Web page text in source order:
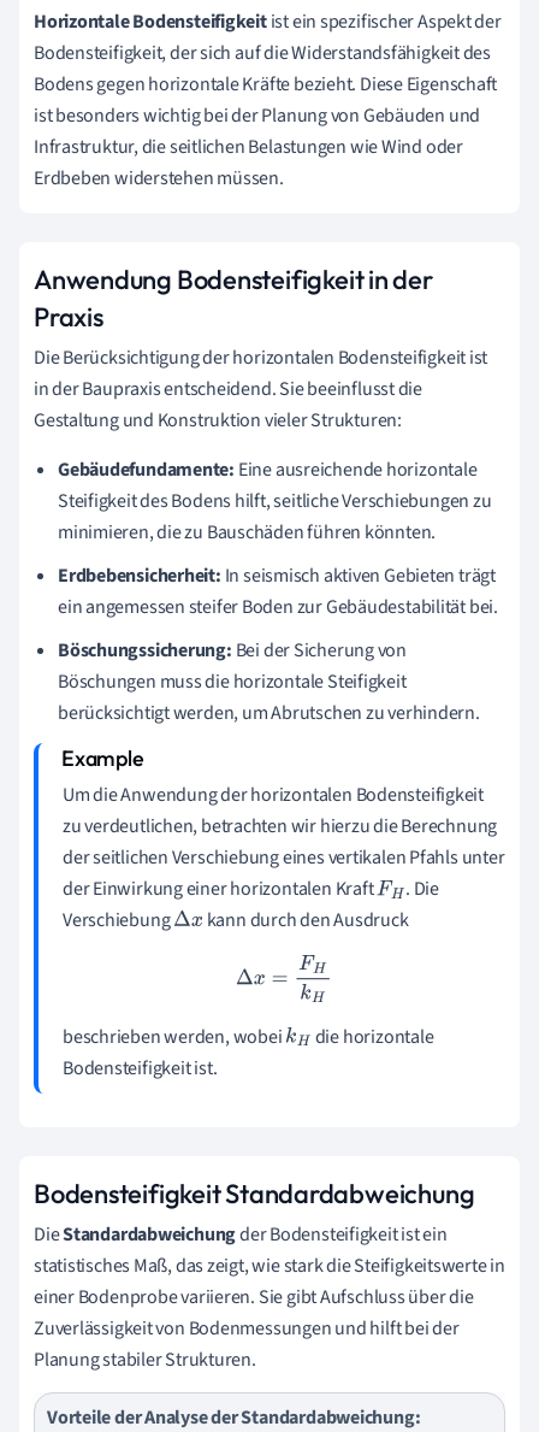
Horizontale Bodensteifigkeitist ein spezifischer Aspekt der
Bodensteifigkeit, der sich auf die Widerstandsfähigkeit des
Bodens gegen horizontale Kräfte bezieht. Diese Eigenschaft
ist besonders wichtig bei der Planung von Gebäuden und
Infrastruktur, die seitlichen Belastungen wie Wind oder
Erdbeben widerstehen müssen.
Anwendung Bodensteifigkeit in der
Praxis
Die Berücksichtigung der horizontalen Bodensteifigkeit ist
in der Baupraxis entscheidend. Sie beeinflusst die
Gestaltung und Konstruktion vieler Strukturen:
Gebäudefundamente: Eine ausreichende horizontale
Steifigkeit des Bodens hilft, seitliche Verschiebungen zu
minimieren, die zu Bauschäden führen könnten.
Erdbebensicherheit: In seismisch aktiven Gebieten trägt
ein angemessen steifer Boden zur Gebäudestabilität bei.
Böschungssicherung: Bei der Sicherung von
Böschungen muss die horizontale Steifigkeit
berücksichtigt werden, um Abrutschen zu verhindern.
Um die Anwendung der horizontalen Bodensteifigkeit
zu verdeutlichen, betrachten wir hierzu die Berechnung
der seitlichen Verschiebung eines vertikalen Pfahls unter
der Einwirkung einer horizontalen KraftFH . Die
VerschiebungΔx
kann durch den Ausdruck
Δx =FHkH
beschrieben werden, wobeikH die horizontale
Bodensteifigkeit ist.
Bodensteifigkeit Standardabweichung
DieStandardabweichungder Bodensteifigkeit ist ein
statistisches Maß, das zeigt, wie stark die Steifigkeitswerte in
einer Bodenprobe variieren. Sie gibt Aufschluss über die
Zuverlässigkeit von Bodenmessungen und hilft bei der
Planung stabiler Strukturen.
Vorteile der Analyse der Standardabweichung: